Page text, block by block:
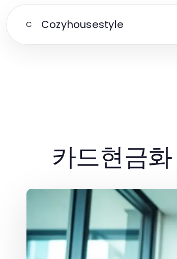
C Cozyhousestyle
카드현금